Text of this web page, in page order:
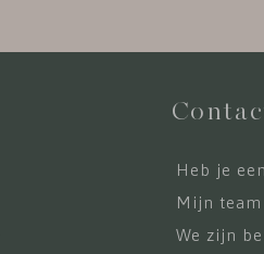
Heb je
Mijn
We zijn